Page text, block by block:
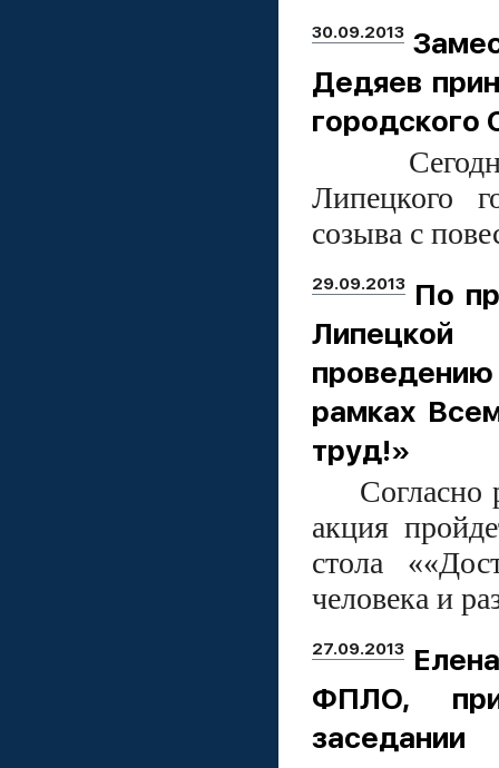
30.09.2013
Дедяев
городского
Сегодня в
Липецкого
созыва с
29.09.2013 По
Липецкой
рамках
труд!»
Согласно
акция
стола
человека и
27.09.2013
ФПЛО,